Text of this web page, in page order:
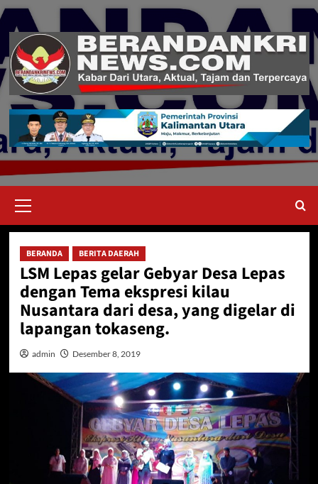
Skip
content
Menu
BERANDA BERITA DAERAH
LSM Lepas gelar Gebyar Desa Lepas
dengan Tema ekspresi kilau
Nusantara dari desa, yang digelar di
lapangan tokaseng.
admin Desember 8, 2019